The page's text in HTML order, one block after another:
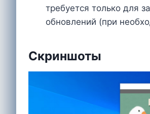
требуется только для
обновлений (при
Скриншоты